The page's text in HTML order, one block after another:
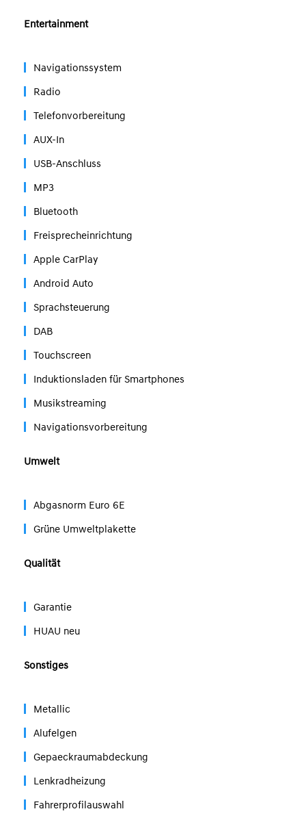
Entertainment
Navigationssystem
Radio
Telefonvorbereitung
AUX-In
USB-Anschluss
MP3
Bluetooth
Freisprecheinrichtung
Apple CarPlay
Android Auto
Sprachsteuerung
DAB
Touchscreen
Induktionsladen für Smartphones
Musikstreaming
Navigationsvorbereitung
Umwelt
Abgasnorm Euro 6E
Grüne Umweltplakette
Qualität
Garantie
HUAU neu
Sonstiges
Metallic
Alufelgen
Gepaeckraumabdeckung
Lenkradheizung
Fahrerprofilauswahl